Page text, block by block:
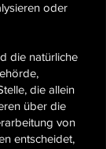
oder
die natürliche
die allein
über die
von
entscheidet,